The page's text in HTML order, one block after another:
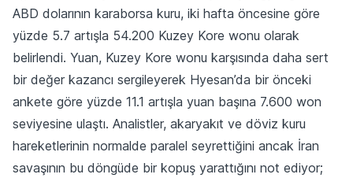
ABD dolarının karaborsa kuru, iki hafta öncesine göre
yüzde 5.7 artışla 54.200 Kuzey Kore wonu olarak
belirlendi. Yuan, Kuzey Kore wonu karşısında daha sert
bir değer kazancı sergileyerek Hyesan’da bir önceki
ankete göre yüzde 11.1 artışla yuan başına 7.600 won
seviyesine ulaştı. Analistler, akaryakıt ve döviz kuru
hareketlerinin normalde paralel seyrettiğini ancak İran
savaşının bu döngüde bir kopuş yarattığını not ediyor;